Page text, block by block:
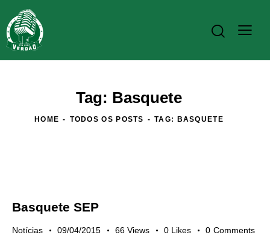
Tag: Basquete
HOME TODOS OS POSTS TAG: BASQUETE
Basquete SEP
Notícias 09/04/2015 66 Views 0 Likes 0 Comments